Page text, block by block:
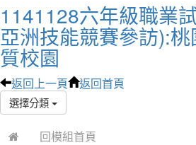
1141128六年級職業
亞洲技能競賽參訪):
質校園
返回上一頁 返回首頁
選擇分類
回模組首頁